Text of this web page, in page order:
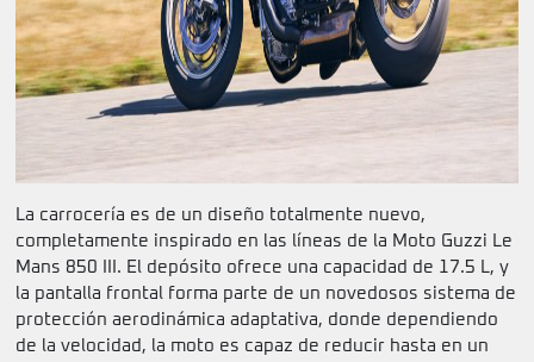
La carrocería es de un diseño totalmente nuevo,
completamente inspirado en las líneas de la Moto Guzzi Le
Mans 850 III. El depósito ofrece una capacidad de 17.5 L, y
la pantalla frontal forma parte de un novedosos sistema de
protección aerodinámica adaptativa, donde dependiendo
de la velocidad, la moto es capaz de reducir hasta en un